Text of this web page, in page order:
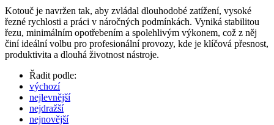
Kotouč je navržen tak, aby zvládal dlouhodobé zatížení, vysoké
řezné rychlosti a práci v náročných podmínkách. Vyniká stabilitou
řezu, minimálním opotřebením a spolehlivým výkonem, což z něj
činí ideální volbu pro profesionální provozy, kde je klíčová přesnost,
produktivita a dlouhá životnost nástroje.
Řadit podle:
výchozí
nejlevnější
nejdražší
nejnovější